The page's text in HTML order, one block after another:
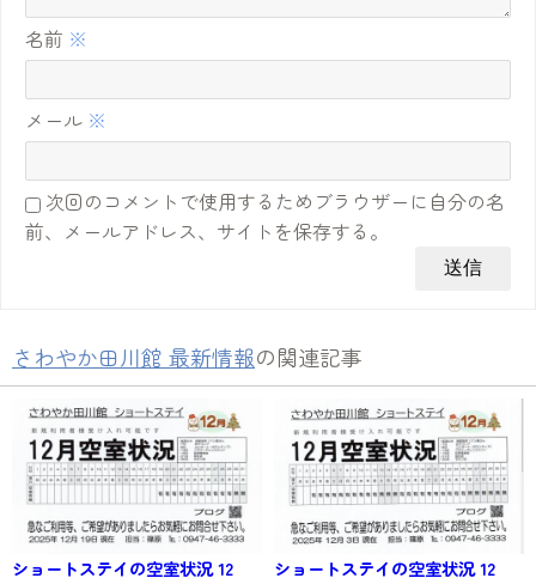
名前 ※
メール ※
次回のコメントで使用するためブラウザーに自分の名
前、メールアドレス、サイトを保存する。
さわやか田川館 最新情報の関連記事
ショートステイの空室状況 12
ショートステイの空室状況 12